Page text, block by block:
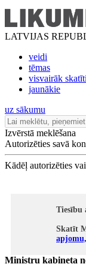
LATVIJAS
veidi
tēmas
visvairāk
jaunākie
uz sākumu
Izvērstā meklēšana
Autorizēties savā
Kādēļ autorizēties
Tiesību
Skatīt
Ministru kabineta